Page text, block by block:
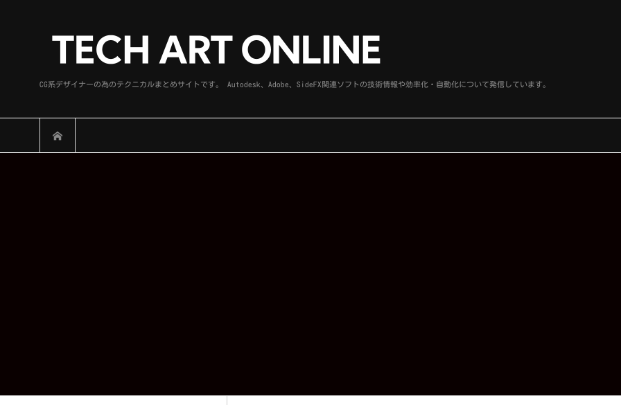
CG系デザイナーの為のテクニカルまとめサイトです。 Autodesk、Adobe、SideFX関連ソフトの技術情報や効率化・自動化について発信しています。